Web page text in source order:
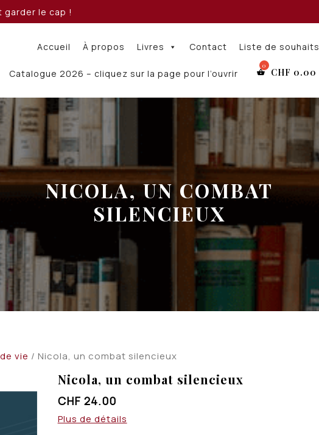
le cap !
Accueil À propos Livres Contact Liste de souhaits
Catalogue 2026 – cliquez sur la page pour l’ouvrir CHF 0.00
NICOLA, UN COMBAT
SILENCIEUX
vie / Nicola, un combat silencieux
Nicola, un combat silencieux
CHF 24.00
Plus de détails